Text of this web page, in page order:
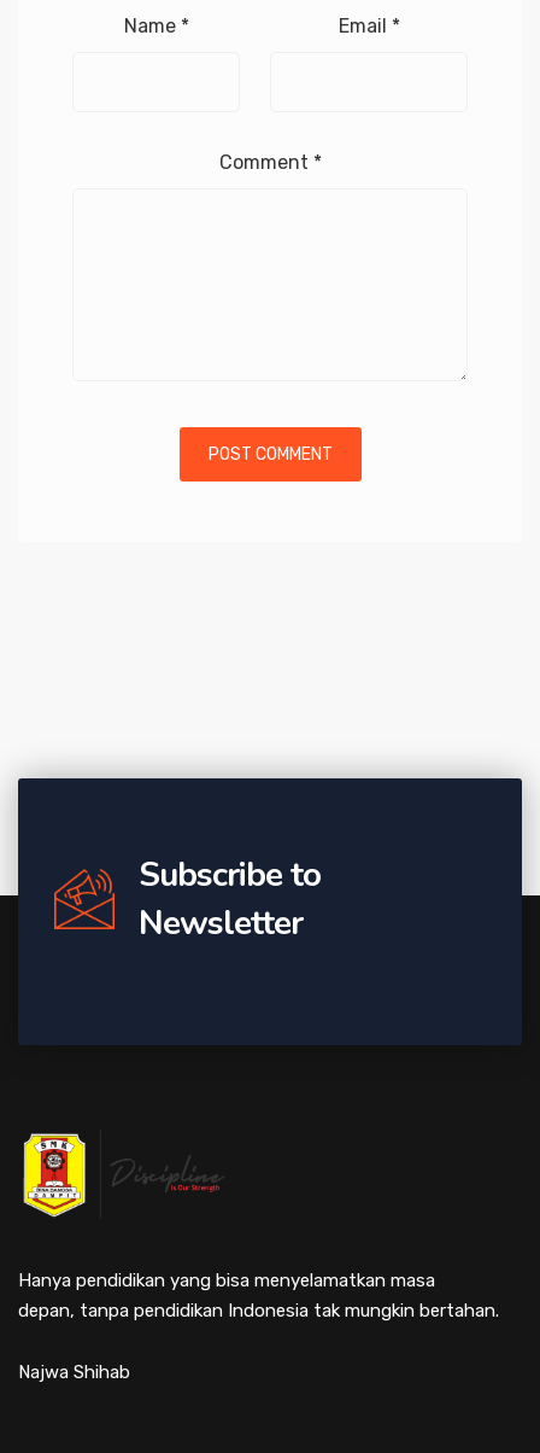
Name * Email *
Comment *
Subscribe to
Newsletter
Hanya pendidikan yang bisa menyelamatkan masa
depan, tanpa pendidikan Indonesia tak mungkin bertahan.
Najwa Shihab